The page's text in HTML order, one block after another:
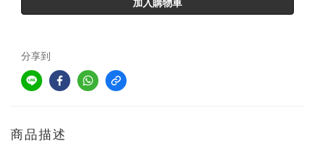
分享到
商品描述